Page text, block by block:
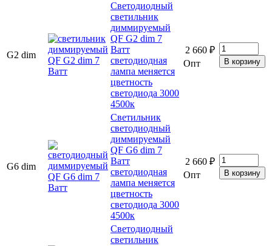
G2 dim
Светодиодный
светильник
диммируемый
QF G2 dim 7
Ватт
светодиодная
лампа меняется
цветность
светодиода 3000
4500к
2 660 ₽
Опт
G6 dim
Cветильник
светодиодный
диммируемый
QF G6 dim 7
Ватт
светодиодная
лампа меняется
цветность
светодиода 3000
4500к
2 660 ₽
Опт
Светодиодный
светильник